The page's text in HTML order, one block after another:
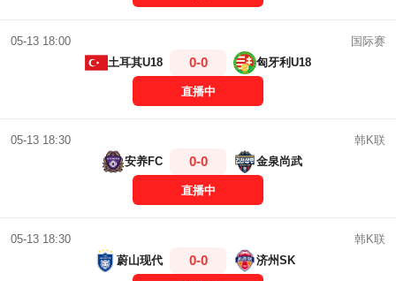
05-13 18:00
国际赛
土耳其U18
0-0 匈牙利U18
直播中
05-13 18:30
韩K联
安养FC
0-0 金泉尚武
直播中
05-13 18:30
韩K联
蔚山现代
0-0 济州SK